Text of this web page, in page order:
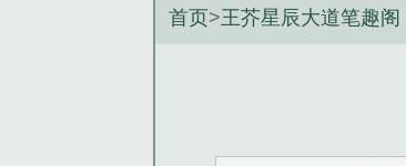
首页>王芥星辰大道笔趣阁